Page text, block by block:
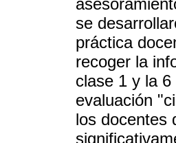
se
práctica
recoger la
clase 1 y la
evaluación
los docentes